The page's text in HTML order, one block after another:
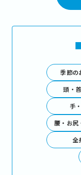
季節の
頭・
手
腰・お尻
全